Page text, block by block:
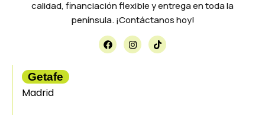
calidad, financiación flexible y entrega en toda la
península. ¡Contáctanos hoy!
Getafe
Madrid